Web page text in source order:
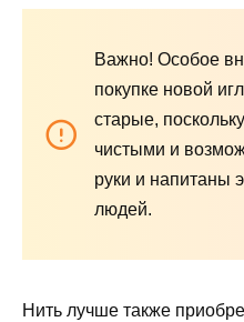
Важно! Особое
покупке новой
старые,
чистыми и
руки и напитаны
людей.
Нить лучше также